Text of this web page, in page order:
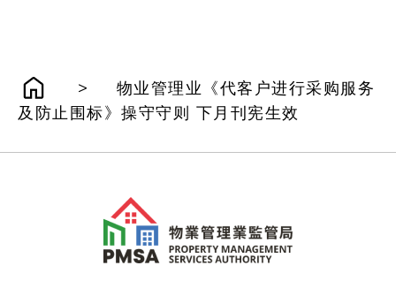
>
物业管理业《代客户进行采购服务
及防止围标》操守守则 下月刊宪生效